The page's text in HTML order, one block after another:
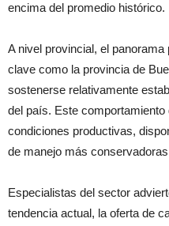
encima del promedio histórico.
A nivel provincial, el
clave como la provincia de
sostenerse relativamente
del país. Este
condiciones productivas,
de manejo más
Especialistas del sector
tendencia actual, la oferta de